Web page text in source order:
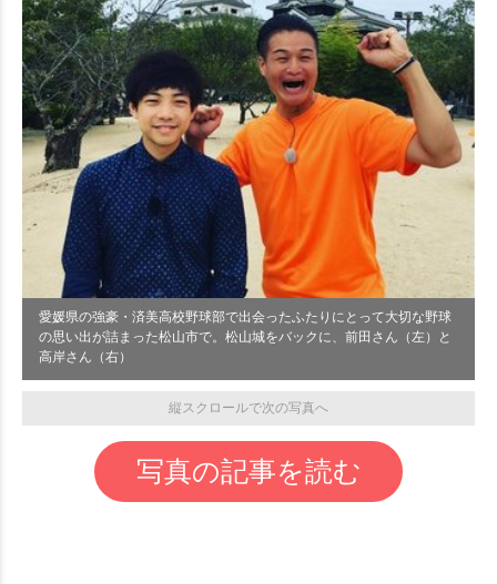
愛媛県の強豪・済美高校野球部で出会ったふたりにとって大切な野球
の思い出が詰まった松山市で。松山城をバックに、前田さん（左）と
高岸さん（右）
縦スクロールで次の写真へ
写真の記事を読む